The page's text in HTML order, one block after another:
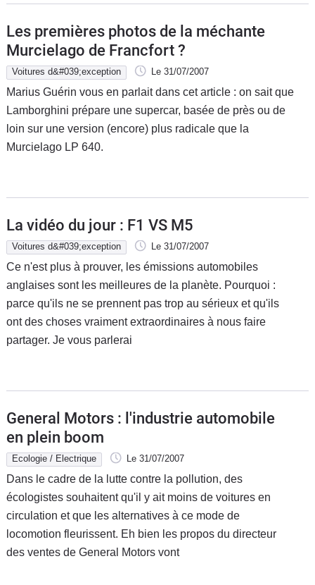
Les premières photos de la méchante
Murcielago de Francfort ?
Voitures d&#039;exception Le 31/07/2007
Marius Guérin vous en parlait dans cet article : on sait que
Lamborghini prépare une supercar, basée de près ou de
loin sur une version (encore) plus radicale que la
Murcielago LP 640.
La vidéo du jour : F1 VS M5
Voitures d&#039;exception Le 31/07/2007
Ce n'est plus à prouver, les émissions automobiles
anglaises sont les meilleures de la planète. Pourquoi :
parce qu'ils ne se prennent pas trop au sérieux et qu'ils
ont des choses vraiment extraordinaires à nous faire
partager. Je vous parlerai
General Motors : l'industrie automobile
en plein boom
Ecologie / Electrique Le 31/07/2007
Dans le cadre de la lutte contre la pollution, des
écologistes souhaitent qu'il y ait moins de voitures en
circulation et que les alternatives à ce mode de
locomotion fleurissent. Eh bien les propos du directeur
des ventes de General Motors vont